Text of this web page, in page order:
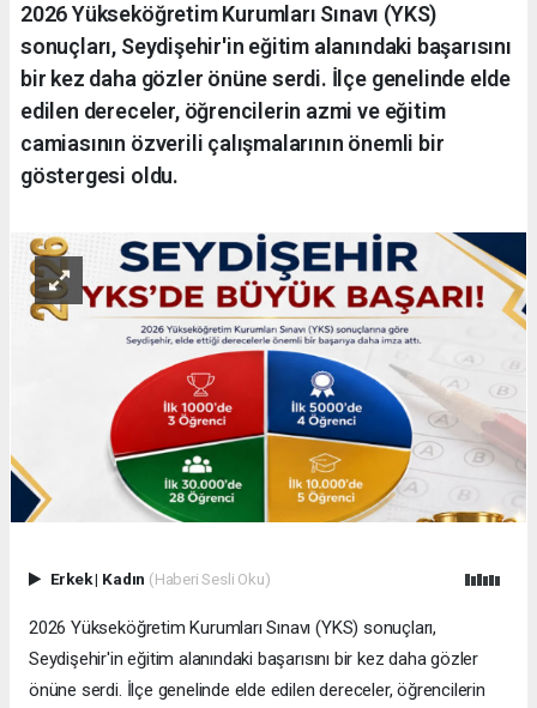
2026 Yükseköğretim Kurumları Sınavı (YKS)
sonuçları, Seydişehir'in eğitim alanındaki başarısını
bir kez daha gözler önüne serdi. İlçe genelinde elde
edilen dereceler, öğrencilerin azmi ve eğitim
camiasının özverili çalışmalarının önemli bir
göstergesi oldu.
Erkek| Kadın (Haberi Sesli Oku)
2026 Yükseköğretim Kurumları Sınavı (YKS) sonuçları,
Seydişehir'in eğitim alanındaki başarısını bir kez daha gözler
önüne serdi. İlçe genelinde elde edilen dereceler, öğrencilerin